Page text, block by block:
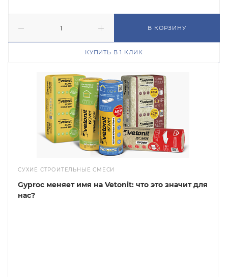
В КОРЗИНУ
КУПИТЬ В 1 КЛИК
СУХИЕ СТРОИТЕЛЬНЫЕ СМЕСИ
Gyproc меняет имя на Vetonit: что это значит для
нас?